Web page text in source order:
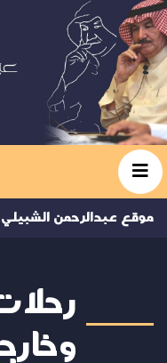
موقع عبدالرحمن الشبيلي